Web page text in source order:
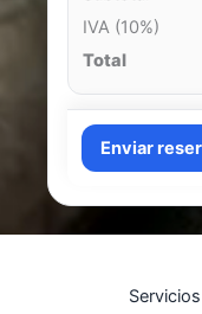
IVA (10%)
Total
Enviar